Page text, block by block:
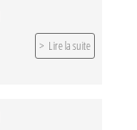
Lire la suite